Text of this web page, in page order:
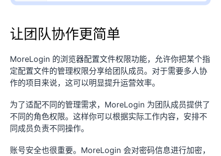
让团队协作更简单
MoreLogin 的浏览器配置文件权限功能，允许你把某个指
定配置文件的管理权限分享给团队成员。对于需要多人协
作的项目来说，这可以明显提升运营效率。
为了适配不同的管理需求，MoreLogin 为团队成员提供了
不同的角色权限。这样你可以根据实际工作内容，安排不
同成员负责不同操作。
账号安全也很重要。MoreLogin 会对密码信息进行加密，